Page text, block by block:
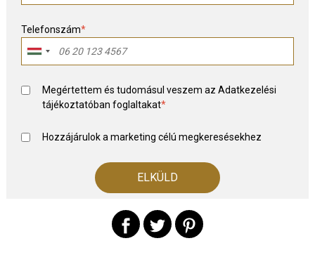
Telefonszám*
Megértettem és tudomásul veszem azAdatkezelési
tájékoztatóban foglaltakat*
Hozzájárulok a marketing célú megkeresésekhez